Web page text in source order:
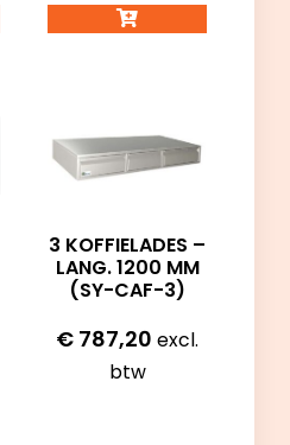
3 KOFFIELADES –
LANG. 1200 MM
(SY-CAF-3)
€ 787,20 excl.
btw